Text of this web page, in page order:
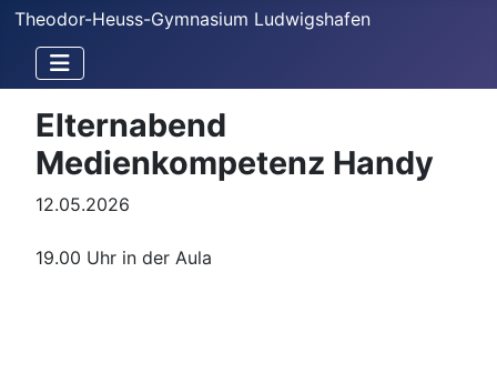
Theodor-Heuss-Gymnasium Ludwigshafen
Elternabend
Medienkompetenz Handy
12.05.2026
19.00 Uhr in der Aula